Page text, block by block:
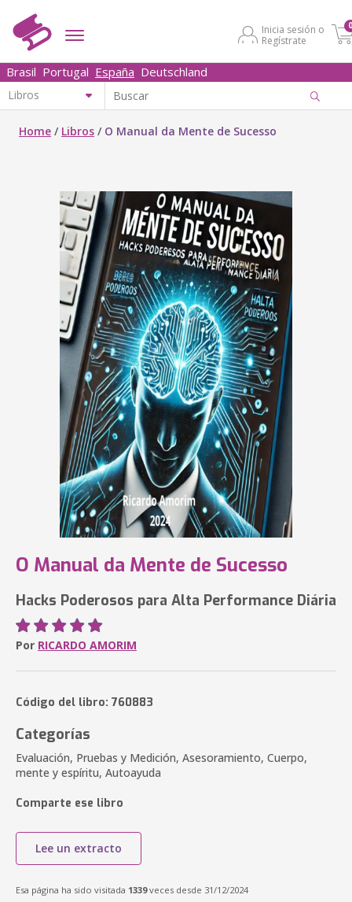
Inicia sesión o
Regístrate
0
Brasil Portugal España Deutschland
Home / Libros / O Manual da Mente de Sucesso
O Manual da Mente de Sucesso
Hacks Poderosos para Alta Performance Diária
Por RICARDO AMORIM
Código del libro: 760883
Categorías
Evaluación, Pruebas y Medición, Asesoramiento, Cuerpo,
mente y espíritu, Autoayuda
Comparte ese libro
Lee un extracto
Esa página ha sido visitada 1339veces desde 31/12/2024